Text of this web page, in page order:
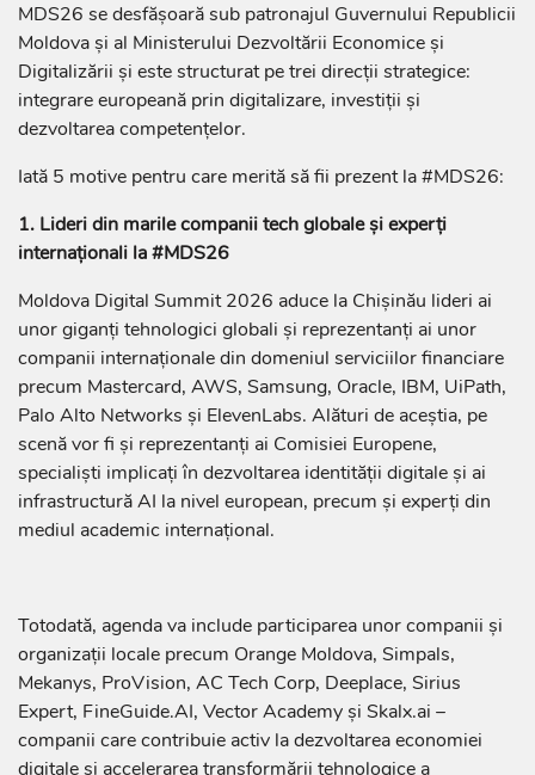
MDS26 se desfășoară sub patronajul Guvernului Republicii
Moldova și al Ministerului Dezvoltării Economice și
Digitalizării și este structurat pe trei direcții strategice:
integrare europeană prin digitalizare, investiții și
dezvoltarea competențelor.
Iată 5 motive pentru care merită să fii prezent la #MDS26:
1. Lideri din marile companii tech globale și experți
internaționali la #MDS26
Moldova Digital Summit 2026 aduce la Chișinău lideri ai
unor giganți tehnologici globali și reprezentanți ai unor
companii internaționale din domeniul serviciilor financiare
precum Mastercard, AWS, Samsung, Oracle, IBM, UiPath,
Palo Alto Networks și ElevenLabs. Alături de aceștia, pe
scenă vor fi și reprezentanți ai Comisiei Europene,
specialiști implicați în dezvoltarea identității digitale și ai
infrastructură AI la nivel european, precum și experți din
mediul academic internațional.
Totodată, agenda va include participarea unor companii și
organizații locale precum Orange Moldova, Simpals,
Mekanys, ProVision, AC Tech Corp, Deeplace, Sirius
Expert, FineGuide.AI, Vector Academy și Skalx.ai –
companii care contribuie activ la dezvoltarea economiei
digitale și accelerarea transformării tehnologice a